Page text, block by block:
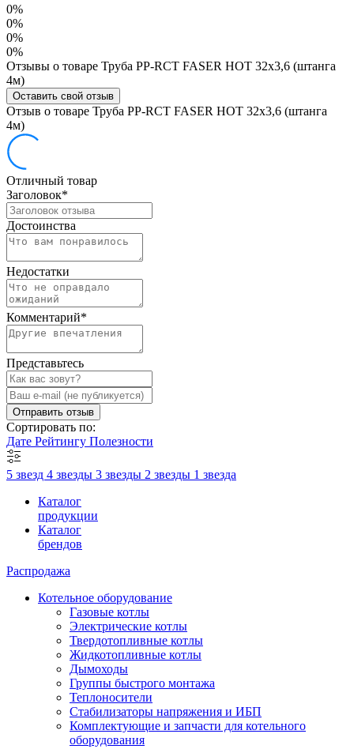
0%
0%
0%
0%
Отзывы о товаре Труба PP-RCT FASER HOT 32х3,6 (штанга
4м)
Оставить свой отзыв
Отзыв о товаре Труба PP-RCT FASER HOT 32х3,6 (штанга
4м)
Отличный товар
Заголовок*
Достоинства
Недостатки
Комментарий*
Представьтесь
Отправить отзыв
Сортировать по:
Дате Рейтингу Полезности
5 звезд 4 звезды 3 звезды 2 звезды 1 звезда
Каталог
продукции
Каталог
брендов
Распродажа
Котельное оборудование
Газовые котлы
Электрические котлы
Твердотопливные котлы
Жидкотопливные котлы
Дымоходы
Группы быстрого монтажа
Теплоносители
Стабилизаторы напряжения и ИБП
Комплектующие и запчасти для котельного
оборудования